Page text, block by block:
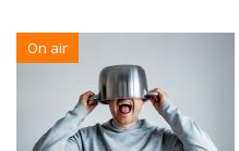
On air